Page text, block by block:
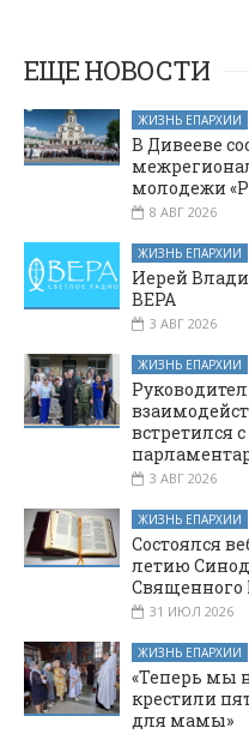
ЕЩЕ НОВОСТИ
ЖИЗНЬ ЕПАРХИИ
В Дивееве
молодежи
8 АВГ 2026
ЖИЗНЬ ЕПАРХИИ
Иерей
ВЕРА
3 АВГ 2026
ЖИЗНЬ ЕПАРХИИ
встретился
3 АВГ 2026
ЖИЗНЬ ЕПАРХИИ
Состоялся
летию
Священного
31 ИЮЛ 2026
ЖИЗНЬ ЕПАРХИИ
«Теперь мы
крестили
для мамы»